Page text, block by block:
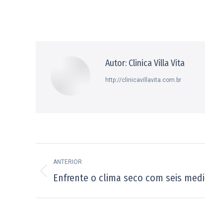
Autor: Clinica Villa Vita
http://clinicavillavita.com.br
de
post:
ANTERIOR
Post
Enfrente o clima seco com seis